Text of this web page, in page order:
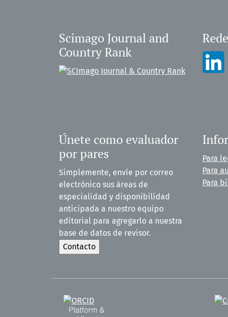
Scimago Journal and
Country Rank
Únete como evaluador
por pares
Simplemente, envíe por correo
electrónico sus áreas de
especialidad y disponibilidad
anticipada a nuestro equipo
editorial para agregarlo a nuestra
base de datos de revisor.
Para
Para
Para